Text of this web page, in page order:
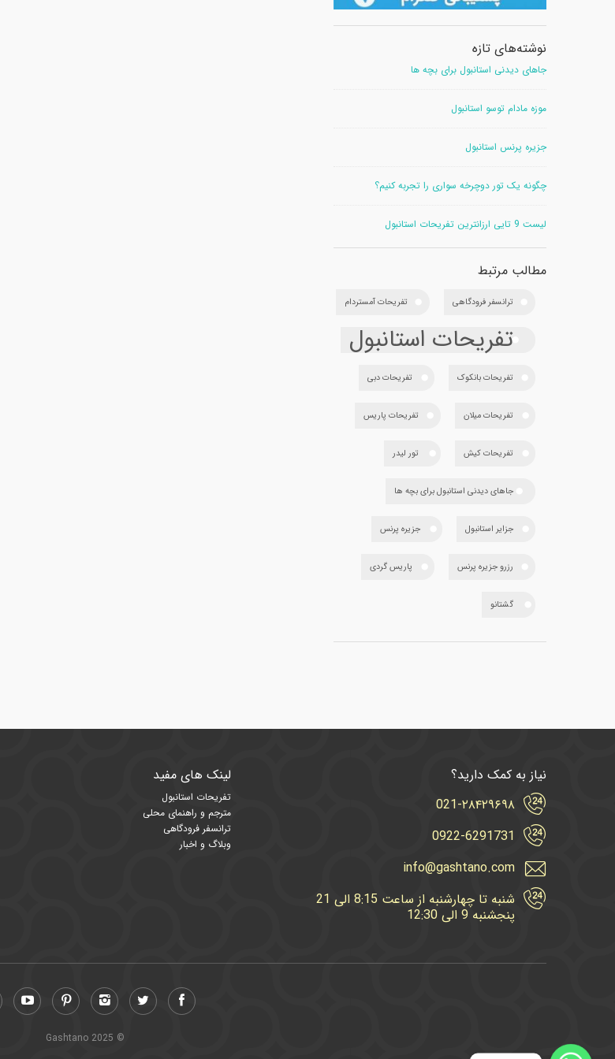
نوشته‌های تازه
جاهای دیدنی استانبول برای بچه ها
موزه مادام توسو استانبول
جزیره پرنس استانبول
چگونه یک تور دوچرخه سواری را تجربه کنیم؟
لیست 9 تایی ارزانترین تفریحات استانبول
مطالب مرتبط
ترانسفر فرودگاهی تفریحات آمستردام
تفریحات استانبول
تفریحات بانکوک تفریحات دبی
تفریحات میلان تفریحات پاریس
تفریحات کیش تور لیدر
جاهای دیدنی استانبول برای بچه ها
جزایر استانبول جزیره پرنس
رزرو جزیره پرنس پاریس گردی
گشتانو
نیاز به کمک دارید؟
021-۲۸۴۲۹۶۹۸
0922-6291731
info@gashtano.com
شنبه تا چهارشنبه از ساعت 8:15 الی 21
پنجشنبه 9 الی 12:30
لینک های مفید
تفریحات استانبول
مترجم و راهنمای محلی
ترانسفر فرودگاهی
وبلاگ و اخبار
© Gashtano 2025